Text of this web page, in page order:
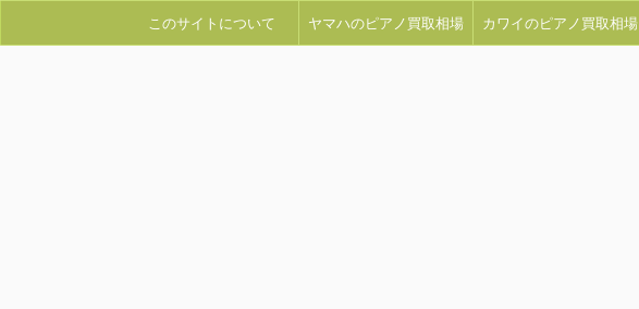
このサイトについて ヤマハのピアノ買取相場 カワイのピアノ買取相場